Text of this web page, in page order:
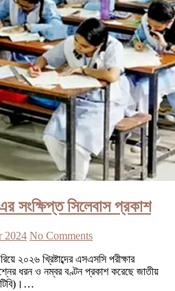
সংক্ষিপ্ত সিলেবাস প্রকাশ
2024 No Comments
২০২৬ খ্রিষ্টাব্দের এসএসসি পরীক্ষার
ধরন ও নম্বর বণ্টন প্রকাশ করেছে জাতীয়